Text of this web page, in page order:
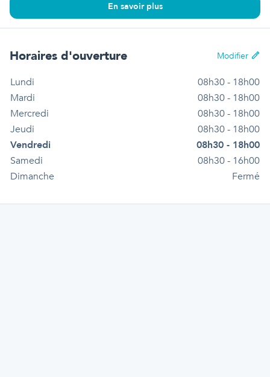
En savoir plus
Horaires d'ouverture Modifier
Lundi
08h30 - 18h00
Mardi
08h30 - 18h00
Mercredi
08h30 - 18h00
Jeudi
08h30 - 18h00
Vendredi
08h30 - 18h00
Samedi
08h30 - 16h00
Dimanche
Fermé